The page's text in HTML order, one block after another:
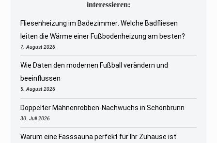
interessieren:
Fliesenheizung im Badezimmer: Welche Badfliesen
leiten die Wärme einer Fußbodenheizung am besten?
7. August 2026
Wie Daten den modernen Fußball verändern und
beeinflussen
5. August 2026
Doppelter Mähnenrobben-Nachwuchs in Schönbrunn
30. Juli 2026
Warum eine Fasssauna perfekt für Ihr Zuhause ist